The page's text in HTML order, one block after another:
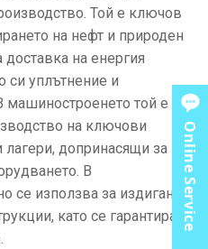
Той е ключов
на нефт и природен
доставка на енергия
си уплътнение и
машиностроенето той е
на ключови
допринасящи за
В
се използва за издигане
като се гарантира
Online Service